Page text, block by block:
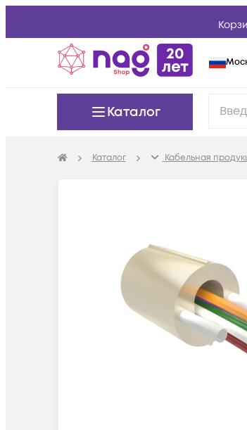
Каталог
Каталог Кабельная